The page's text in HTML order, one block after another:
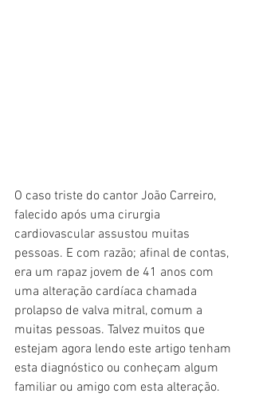
O caso triste do cantor João Carreiro,
falecido após uma cirurgia
cardiovascular assustou muitas
pessoas. E com razão; afinal de contas,
era um rapaz jovem de 41 anos com
uma alteração cardíaca chamada
prolapso de valva mitral, comum a
muitas pessoas. Talvez muitos que
estejam agora lendo este artigo tenham
esta diagnóstico ou conheçam algum
familiar ou amigo com esta alteração.